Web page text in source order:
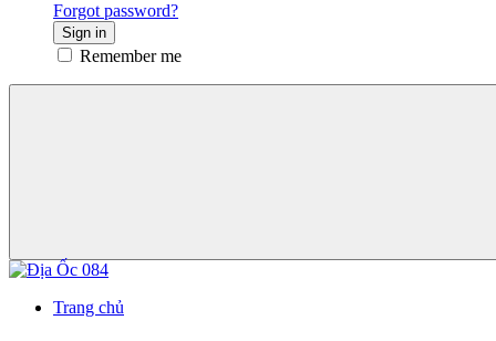
Forgot password?
Sign in
Remember me
Trang chủ